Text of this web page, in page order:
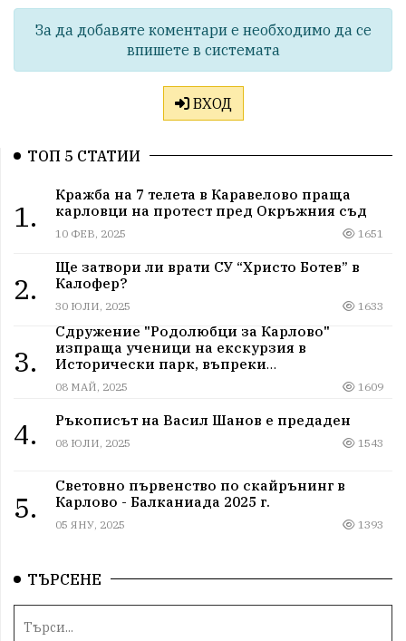
За да добавяте коментари е необходимо да се
впишете в системата
ВХОД
ТОП 5 СТАТИИ
1.
Кражба на 7 телета в Каравелово праща
карловци на протест пред Окръжния съд
10 ФЕВ, 2025 1651
2.
Ще затвори ли врати СУ “Христо Ботев” в
Калофер?
30 ЮЛИ, 2025 1633
3.
Сдружение "Родолюбци за Карлово"
изпраща ученици на екскурзия в
Исторически парк, въпреки
дискриминацията
08 МАЙ, 2025 1609
4. Ръкописът на Васил Шанов е предаден
08 ЮЛИ, 2025 1543
5.
Световно първенство по скайрънинг в
Карлово - Балканиада 2025 г.
05 ЯНУ, 2025 1393
ТЪРСЕНЕ